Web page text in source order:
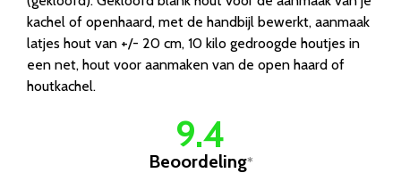
kachel of openhaard, met de handbijl bewerkt, aanmaak
latjes hout van +/- 20 cm, 10 kilo gedroogde houtjes in
een net, hout voor aanmaken van de open haard of
houtkachel.
9.4
Beoordeling*